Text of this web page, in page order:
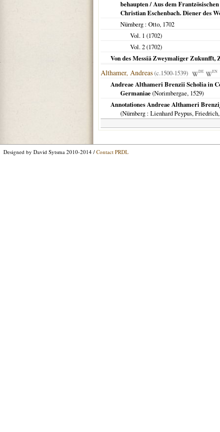
behaupten / Aus dem
Christian Eschenbach. Diener des
Nürnberg : Otto, 1702
Vol. 1 (1702)
Vol. 2 (1702)
Von des Messiä Zweymaliger Zukunfft,
Althamer, Andreas(c.1500-1539) DE EN
Andreae Althameri Brenzii Scholia in
Germaniae(Norimbergae, 1529)
Annotationes Andreae Althameri
(Nürnberg : Lienhard Peypus,
Designed by David Sytsma 2010-2014 / Contact PRDL